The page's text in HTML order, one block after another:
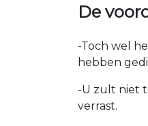
De
-Toch wel
hebben
-U zult niet
verrast.